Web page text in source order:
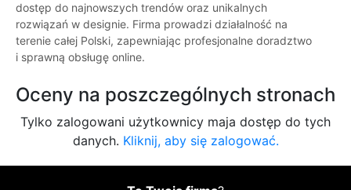
dostęp do najnowszych trendów oraz unikalnych
rozwiązań w designie. Firma prowadzi działalność na
terenie całej Polski, zapewniając profesjonalne doradztwo
i sprawną obsługę online.
Oceny na poszczególnych stronach
Tylko zalogowani użytkownicy maja dostęp do tych
danych. Kliknij, aby się zalogować.